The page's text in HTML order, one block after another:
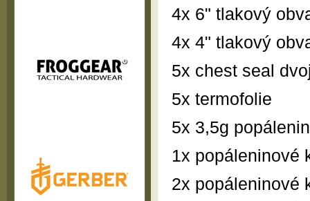
4x 6" tlakový
4x 4" tlakový
5x chest seal
5x termofolie
5x 3,5g
1x popáleninové
2x popáleninové